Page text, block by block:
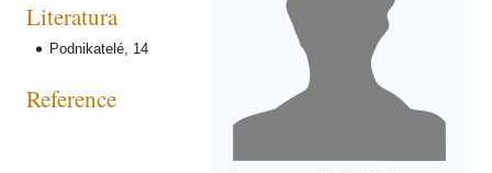
Literatura
Podnikatelé, 14
Reference